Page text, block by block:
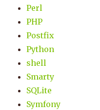
Perl
PHP
Postfix
Python
shell
Smarty
SQLite
Symfony